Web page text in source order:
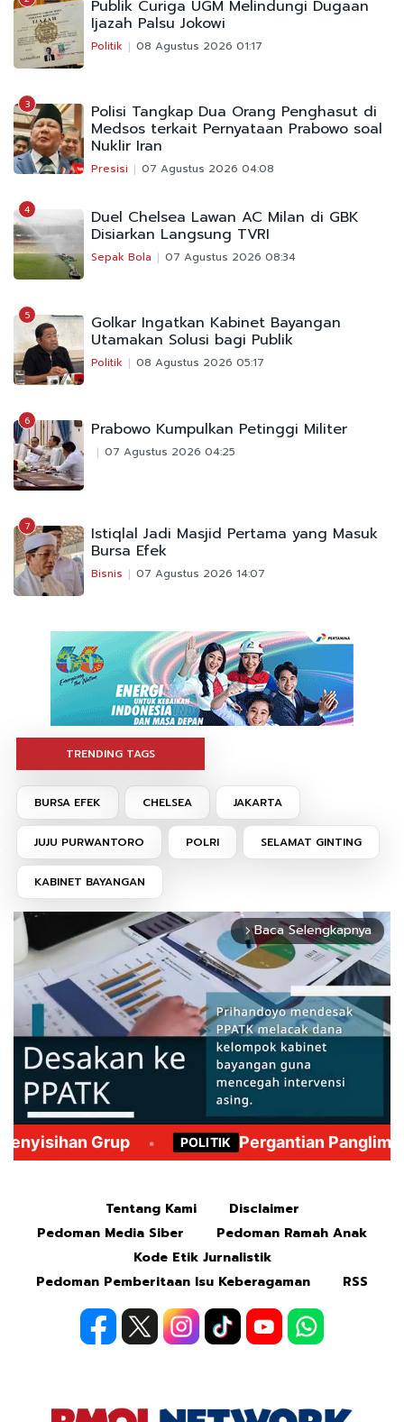
Publik Curiga UGM Melindungi Dugaan
Ijazah Palsu Jokowi
Politik 08 Agustus 2026 01:17
3 Polisi Tangkap Dua Orang Penghasut di
Medsos terkait Pernyataan Prabowo soal
Nuklir Iran
Presisi 07 Agustus 2026 04:08
4 Duel Chelsea Lawan AC Milan di GBK
Disiarkan Langsung TVRI
Sepak Bola 07 Agustus 2026 08:34
5 Golkar Ingatkan Kabinet Bayangan
Utamakan Solusi bagi Publik
Politik 08 Agustus 2026 05:17
6 Prabowo Kumpulkan Petinggi Militer
07 Agustus 2026 04:25
7 Istiqlal Jadi Masjid Pertama yang Masuk
Bursa Efek
Bisnis 07 Agustus 2026 14:07
TRENDING TAGS
BURSA EFEK CHELSEA JAKARTA
JUJU PURWANTORO POLRI SELAMAT GINTING
KABINET BAYANGAN
arrow_forward_ios Baca Selengkapnya
Tentang Kami
Disclaimer
Pedoman Media Siber
Pedoman Ramah Anak
Kode Etik Jurnalistik
Pedoman Pemberitaan Isu Keberagaman
RSS